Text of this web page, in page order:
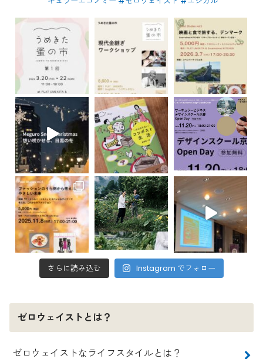
さらに読み込む Instagram でフォロー
ゼロウェイストとは？
ゼロウェイストなライフスタイルとは？